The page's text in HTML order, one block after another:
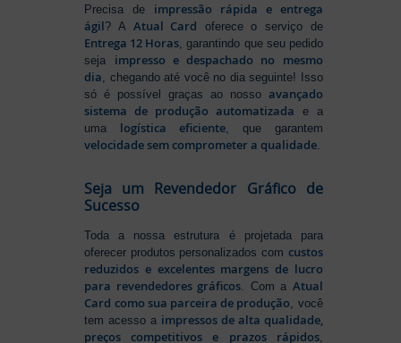
Precisa de impressão rápida e entrega
ágil? A Atual Card oferece o serviço de
Entrega 12 Horas, garantindo que seu pedido
seja impresso e despachado no mesmo
dia, chegando até você no dia seguinte! Isso
só é possível graças ao nosso avançado
sistema de produção automatizada e a
uma logística eficiente, que garantem
velocidade sem comprometer a qualidade.
Seja um Revendedor Gráfico de
Sucesso
Toda a nossa estrutura é projetada para
oferecer produtos personalizados com custos
reduzidos e excelentes margens de lucro
para revendedores gráficos. Com a Atual
Card como sua parceira de produção, você
tem acesso a impressos de alta qualidade,
preços competitivos e prazos rápidos,